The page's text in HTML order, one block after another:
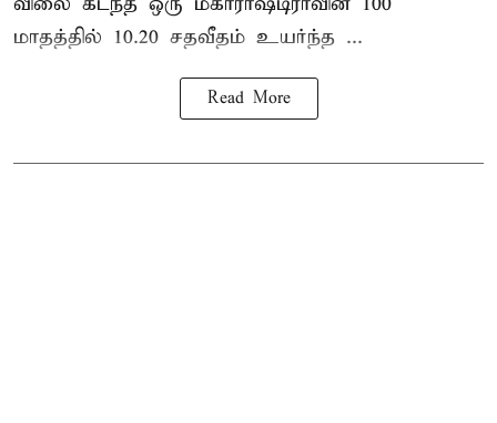
மாதத்தில் 10.20 சதவீதம் உயர்ந்த ...
Read More